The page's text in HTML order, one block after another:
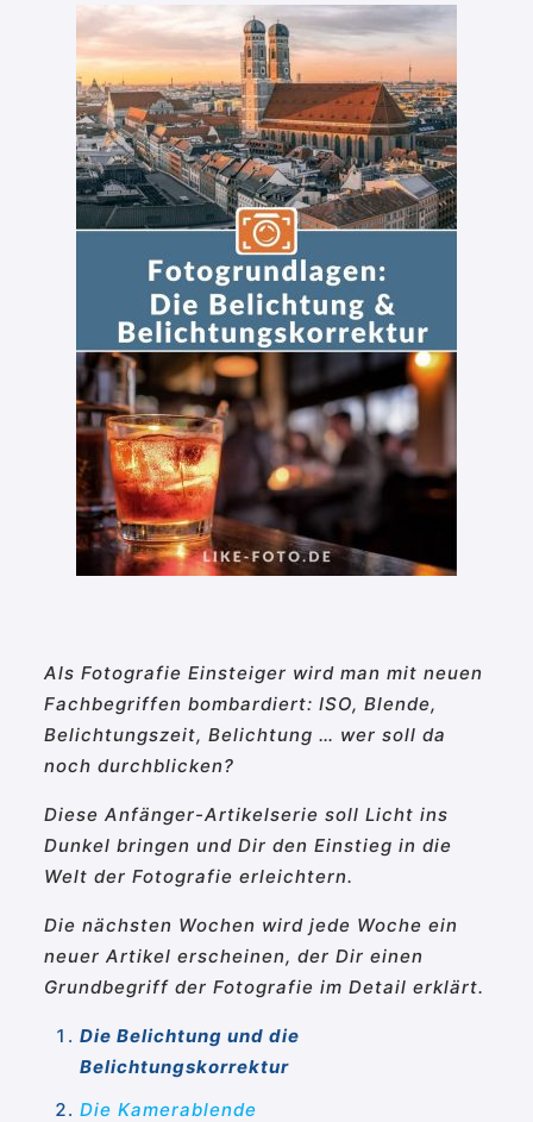
Als Fotografie Einsteiger wird man mit neuen
Fachbegriffen bombardiert: ISO, Blende,
Belichtungszeit, Belichtung … wer soll da
noch durchblicken?
Diese Anfänger-Artikelserie soll Licht ins
Dunkel bringen und Dir den Einstieg in die
Welt der Fotografie erleichtern.
Die nächsten Wochen wird jede Woche ein
neuer Artikel erscheinen, der Dir einen
Grundbegriff der Fotografie im Detail erklärt.
Die Belichtung und die
Belichtungskorrektur
Die Kamerablende